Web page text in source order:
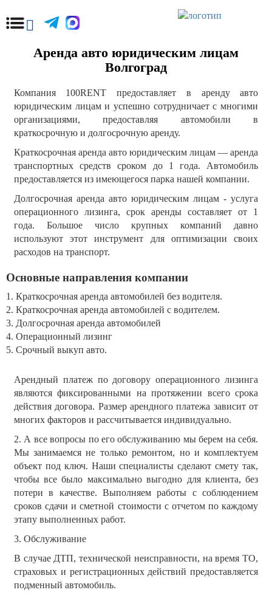
Аренда авто юридическим лицам
Волгоград
Компания 100RENT предоставляет в аренду авто
юридическим лицам и успешно сотрудничает с многими
организациями, предоставляя автомобили в
краткосрочную и долгосрочную аренду.
Краткосрочная аренда авто юридическим лицам — аренда
транспортных средств сроком до 1 года. Автомобиль
предоставляется из имеющегося парка нашей компании.
Долгосрочная аренда авто юридическим лицам - услуга
операционного лизинга, срок аренды составляет от 1
года. Большое число крупных компаний давно
используют этот инструмент для оптимизации своих
расходов на транспорт.
Основные направления компании
1. Краткосрочная аренда автомобилей без водителя.
2. Краткосрочная аренда автомобилей с водителем.
3. Долгосрочная аренда автомобилей
4. Операционный лизинг
5. Срочный выкуп авто.
Арендный платеж по договору операционного лизинга
являются фиксированными на протяжении всего срока
действия договора. Размер арендного платежа зависит от
многих факторов и рассчитывается индивидуально.
2. А все вопросы по его обслуживанию мы берем на себя.
Мы занимаемся не только ремонтом, но и комплектуем
объект под ключ. Наши специалисты сделают смету так,
чтобы все было максимально выгодно для клиента, без
потери в качестве. Выполняем работы с соблюдением
сроков сдачи и сметной стоимости с отчетом по каждому
этапу выполненных работ.
3. Обслуживание
В случае ДТП, технической неисправности, на время ТО,
страховых и регистрационных действий предоставляется
подменный автомобиль.